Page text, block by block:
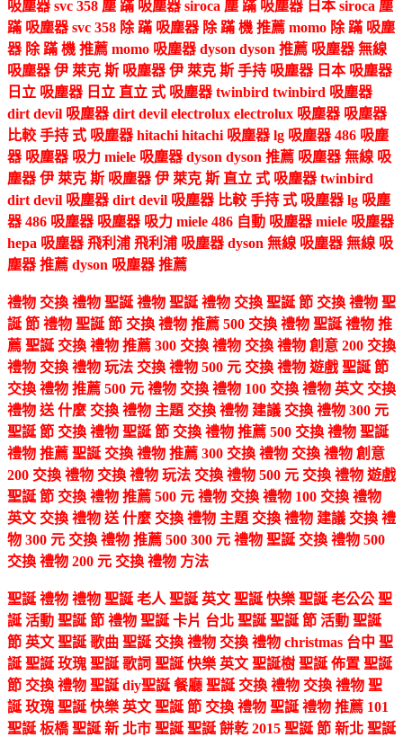
吸塵器 svc 358 塵 蹣 吸塵器 siroca 塵 蹣 吸塵器 日本 siroca 塵
蹣 吸塵器 svc 358 除 蹣 吸塵器 除 蹣 機 推薦 momo 除 蹣 吸塵
器 除 蹣 機 推薦 momo 吸塵器 dyson dyson 推薦 吸塵器 無線
吸塵器 伊 萊克 斯 吸塵器 伊 萊克 斯 手持 吸塵器 日本 吸塵器
日立 吸塵器 日立 直立 式 吸塵器 twinbird twinbird 吸塵器
dirt devil 吸塵器 dirt devil electrolux electrolux 吸塵器 吸塵器
比較 手持 式 吸塵器 hitachi hitachi 吸塵器 lg 吸塵器 486 吸塵
器 吸塵器 吸力 miele 吸塵器 dyson dyson 推薦 吸塵器 無線 吸
塵器 伊 萊克 斯 吸塵器 伊 萊克 斯 直立 式 吸塵器 twinbird
dirt devil 吸塵器 dirt devil 吸塵器 比較 手持 式 吸塵器 lg 吸塵
器 486 吸塵器 吸塵器 吸力 miele 486 自動 吸塵器 miele 吸塵器
hepa 吸塵器 飛利浦 飛利浦 吸塵器 dyson 無線 吸塵器 無線 吸
塵器 推薦 dyson 吸塵器 推薦
禮物 交換 禮物 聖誕 禮物 聖誕 禮物 交換 聖誕 節 交換 禮物 聖
誕 節 禮物 聖誕 節 交換 禮物 推薦 500 交換 禮物 聖誕 禮物 推
薦 聖誕 交換 禮物 推薦 300 交換 禮物 交換 禮物 創意 200 交換
禮物 交換 禮物 玩法 交換 禮物 500 元 交換 禮物 遊戲 聖誕 節
交換 禮物 推薦 500 元 禮物 交換 禮物 100 交換 禮物 英文 交換
禮物 送 什麼 交換 禮物 主題 交換 禮物 建議 交換 禮物 300 元
聖誕 節 交換 禮物 聖誕 節 交換 禮物 推薦 500 交換 禮物 聖誕
禮物 推薦 聖誕 交換 禮物 推薦 300 交換 禮物 交換 禮物 創意
200 交換 禮物 交換 禮物 玩法 交換 禮物 500 元 交換 禮物 遊戲
聖誕 節 交換 禮物 推薦 500 元 禮物 交換 禮物 100 交換 禮物
英文 交換 禮物 送 什麼 交換 禮物 主題 交換 禮物 建議 交換 禮
物 300 元 交換 禮物 推薦 500 300 元 禮物 聖誕 交換 禮物 500
交換 禮物 200 元 交換 禮物 方法
聖誕 禮物 禮物 聖誕 老人 聖誕 英文 聖誕 快樂 聖誕 老公公 聖
誕 活動 聖誕 節 禮物 聖誕 卡片 台北 聖誕 聖誕 節 活動 聖誕
節 英文 聖誕 歌曲 聖誕 交換 禮物 交換 禮物 christmas 台中 聖
誕 聖誕 玫瑰 聖誕 歌詞 聖誕 快樂 英文 聖誕樹 聖誕 佈置 聖誕
節 交換 禮物 聖誕 diy聖誕 餐廳 聖誕 交換 禮物 交換 禮物 聖
誕 玫瑰 聖誕 快樂 英文 聖誕 節 交換 禮物 聖誕 禮物 推薦 101
聖誕 板橋 聖誕 新 北市 聖誕 聖誕 餅乾 2015 聖誕 節 新北 聖誕